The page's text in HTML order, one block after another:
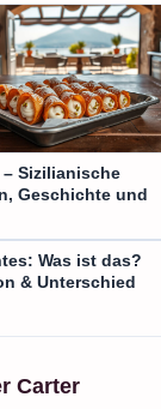
Sizilianische
Geschichte und
Was ist das?
& Unterschied
Carter